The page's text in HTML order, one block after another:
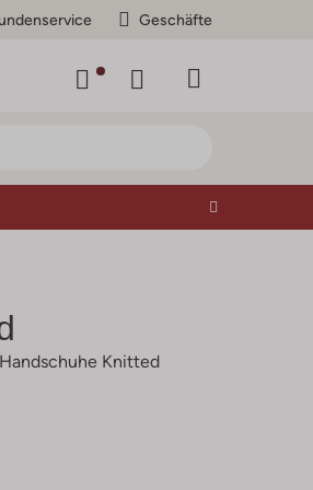
Geschäfte
Knitted